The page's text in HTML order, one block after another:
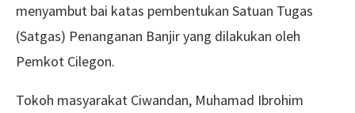
menyambut bai katas pembentukan Satuan Tugas
(Satgas) Penanganan Banjir yang dilakukan oleh
Pemkot Cilegon.
Tokoh masyarakat Ciwandan, Muhamad Ibrohim